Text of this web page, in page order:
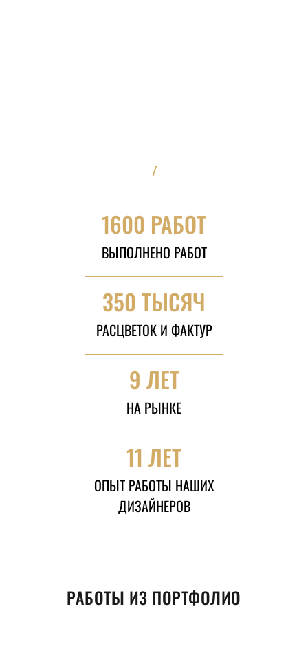
/
1600 РАБОТ
ВЫПОЛНЕНО РАБОТ
350 ТЫСЯЧ
РАСЦВЕТОК И ФАКТУР
9 ЛЕТ
НА РЫНКЕ
11 ЛЕТ
ОПЫТ РАБОТЫ НАШИХ
ДИЗАЙНЕРОВ
РАБОТЫ ИЗ ПОРТФОЛИО